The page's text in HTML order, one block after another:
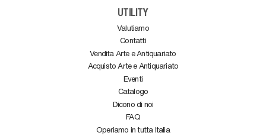
UTILITY
Valutiamo
Contatti
Vendita Arte e Antiquariato
Acquisto Arte e Antiquariato
Eventi
Catalogo
Dicono di noi
FAQ
Operiamo in tutta Italia